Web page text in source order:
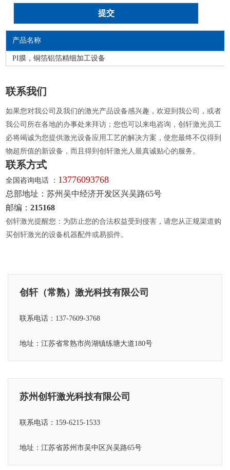
产品名称
PI膜，铜箔铝箔精细加工设备
联系我们
如果您对我公司及我们的激光产品设备感兴趣，欢迎到我公司，或者
我公司所在各地的办事处来拜访；您也可以来电咨询，创轩激光员工
必将竭诚为您提供激光设备应用工艺的解决方案，使您最终不仅得到
物超所值的新设备，而且得到创轩激光人最真诚贴心的服务。
联系方式
全国咨询电话 ： 13776093768
总部地址：苏州吴中经济开发区兴吴路65号
邮编：215168
创轩激光提醒您：为防止您的合法权益受到侵害，请您从正规渠道购
买创轩激光的设备机器配件或易损件。
创轩（常熟）激光科技有限公司
联系电话：137-7609-3768
地址：江苏省常熟市尚湖镇练塘大道180号
苏州创轩激光科技有限公司
联系电话：159-6215-1533
地址：江苏省苏州市吴中区兴吴路65号